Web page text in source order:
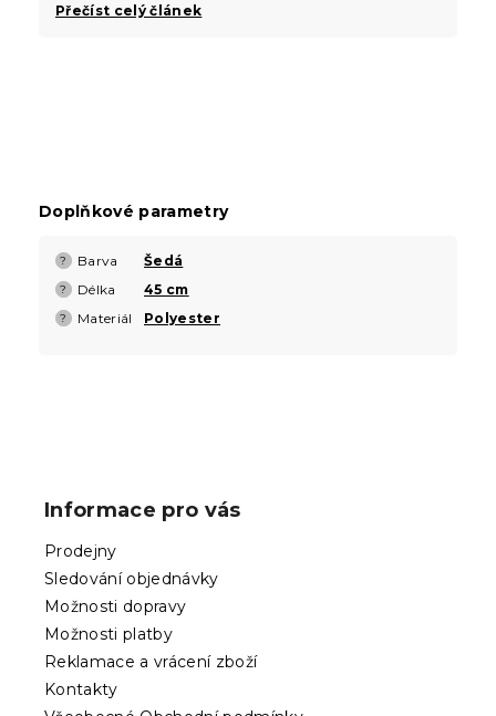
Přečíst celý článek
Doplňkové parametry
? Barva Šedá
? Délka 45 cm
? Materiál Polyester
Informace pro vás
Prodejny
Sledování objednávky
Možnosti dopravy
Možnosti platby
Reklamace a vrácení zboží
Kontakty